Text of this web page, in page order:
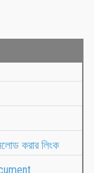
করার লিংক